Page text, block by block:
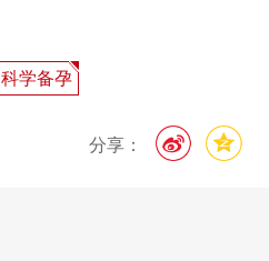
科学备孕
分享：